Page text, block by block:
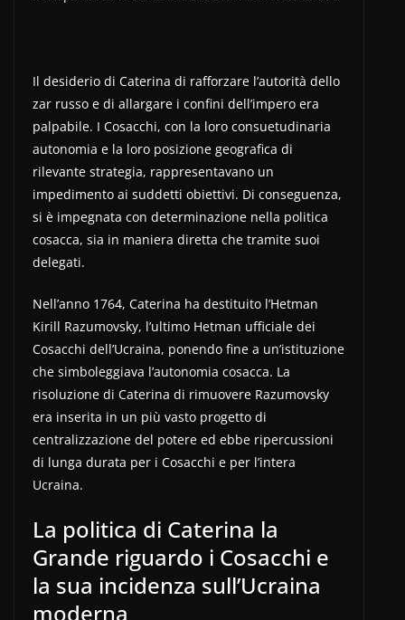
Il desiderio di Caterina di rafforzare l’autorità dello
zar russo e di allargare i confini dell’impero era
palpabile. I Cosacchi, con la loro consuetudinaria
autonomia e la loro posizione geografica di
rilevante strategia, rappresentavano un
impedimento ai suddetti obiettivi. Di conseguenza,
si è impegnata con determinazione nella politica
cosacca, sia in maniera diretta che tramite suoi
delegati.
Nell’anno 1764, Caterina ha destituito l’Hetman
Kirill Razumovsky, l’ultimo Hetman ufficiale dei
Cosacchi dell’Ucraina, ponendo fine a un’istituzione
che simboleggiava l’autonomia cosacca. La
risoluzione di Caterina di rimuovere Razumovsky
era inserita in un più vasto progetto di
centralizzazione del potere ed ebbe ripercussioni
di lunga durata per i Cosacchi e per l’intera
Ucraina.
La politica di Caterina la
Grande riguardo i Cosacchi e
la sua incidenza sull’Ucraina
moderna